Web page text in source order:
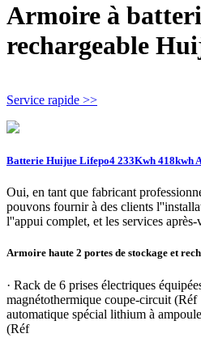
Armoire à
rechargeable
Service rapide >>
Batterie Huijue Lifepo4 233Kwh 418kwh
Oui, en tant que fabricant
pouvons fournir à des clients
l''appui complet, et les services après-
Armoire haute 2 portes de stockage et
· Rack de 6 prises électriques
magnétothermique coupe-circuit
automatique spécial lithium à
(Réf